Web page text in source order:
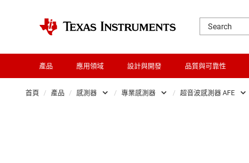
產品 應用領域 設計與開發 品質與可靠性
首頁 / 產品 / 感測器 / 專業感測器 / 超音波感測器 AFE